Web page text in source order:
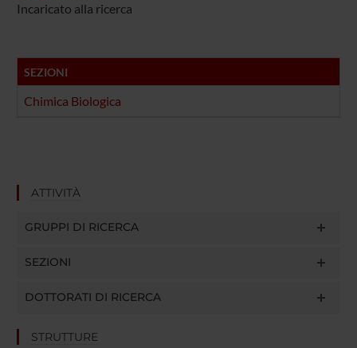
Incaricato alla ricerca
SEZIONI
Chimica Biologica
ATTIVITÀ
GRUPPI DI RICERCA
SEZIONI
DOTTORATI DI RICERCA
STRUTTURE